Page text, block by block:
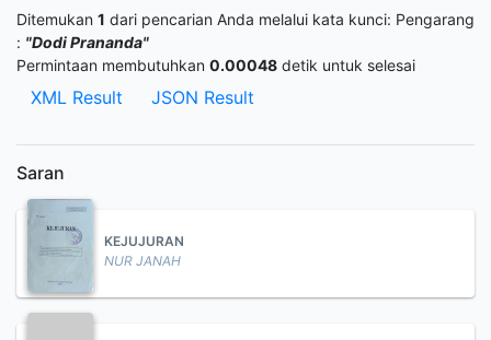
Ditemukan 1 dari pencarian Anda melalui kata kunci: Pengarang
: "Dodi Prananda"
Permintaan membutuhkan 0.00048 detik untuk selesai
XML Result JSON Result
Saran
KEJUJURAN
NUR JANAH